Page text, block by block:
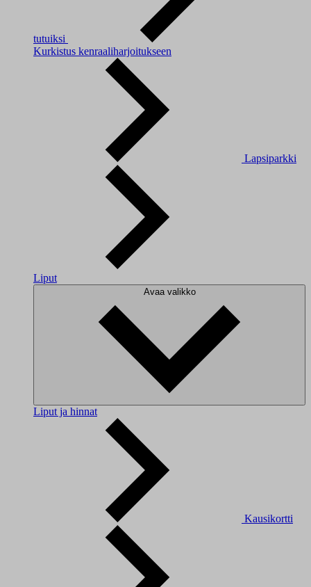
tutuiksi
Kurkistus kenraaliharjoitukseen
Lapsiparkki
Liput
Avaa valikko
Liput ja hinnat
Kausikortti